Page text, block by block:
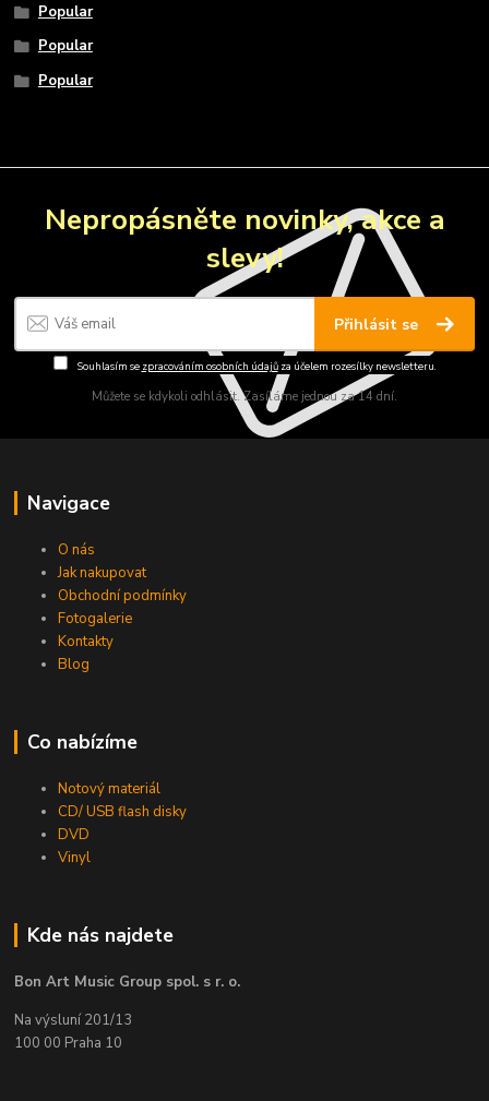
Popular
Popular
Popular
Nepropásněte novinky, akce a
slevy!
Přihlásit se
Souhlasím se zpracováním osobních údajůza účelem rozesílky newsletteru.
Můžete se kdykoli odhlásit. Zasíláme jednou za 14 dní.
Navigace
O nás
Jak nakupovat
Obchodní podmínky
Fotogalerie
Kontakty
Blog
Co nabízíme
Notový materiál
CD/ USB flash disky
DVD
Vinyl
Kde nás najdete
Bon Art Music Group spol. s r. o.
Na výsluní 201/13
100 00 Praha 10